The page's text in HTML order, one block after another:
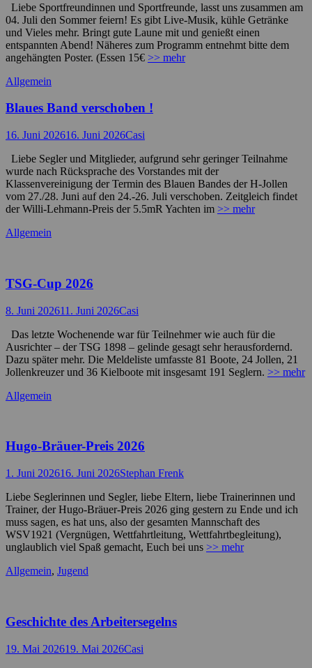
Liebe Sportfreundinnen und Sportfreunde, lasst uns zusammen am
04. Juli den Sommer feiern! Es gibt Live-Musik, kühle Getränke
und Vieles mehr. Bringt gute Laune mit und genießt einen
entspannten Abend! Näheres zum Programm entnehmt bitte dem
angehängten Poster. (Essen 15€ >> mehr
Kategorien
Allgemein
Blaues Band verschoben !
Posted
16. Juni 202616. Juni 2026Autor
Casi
Liebe Segler und Mitglieder, aufgrund sehr geringer Teilnahme
wurde nach Rücksprache des Vorstandes mit der
Klassenvereinigung der Termin des Blauen Bandes der H-Jollen
vom 27./28. Juni auf den 24.-26. Juli verschoben. Zeitgleich findet
der Willi-Lehmann-Preis der 5.5mR Yachten im >> mehr
Kategorien
Allgemein
TSG-Cup 2026
Posted
8. Juni 202611. Juni 2026Autor
Casi
Das letzte Wochenende war für Teilnehmer wie auch für die
Ausrichter – der TSG 1898 – gelinde gesagt sehr herausfordernd.
Dazu später mehr. Die Meldeliste umfasste 81 Boote, 24 Jollen, 21
Jollenkreuzer und 36 Kielboote mit insgesamt 191 Seglern. >> mehr
Kategorien
Allgemein
Hugo-Bräuer-Preis 2026
Posted
1. Juni 202616. Juni 2026Autor
Stephan Frenk
Liebe Seglerinnen und Segler, liebe Eltern, liebe Trainerinnen und
Trainer, der Hugo-Bräuer-Preis 2026 ging gestern zu Ende und ich
muss sagen, es hat uns, also der gesamten Mannschaft des
WSV1921 (Vergnügen, Wettfahrtleitung, Wettfahrtbegleitung),
unglaublich viel Spaß gemacht, Euch bei uns >> mehr
Kategorien
Allgemein, Jugend
Geschichte des Arbeitersegelns
Posted
19. Mai 202619. Mai 2026Autor
Casi